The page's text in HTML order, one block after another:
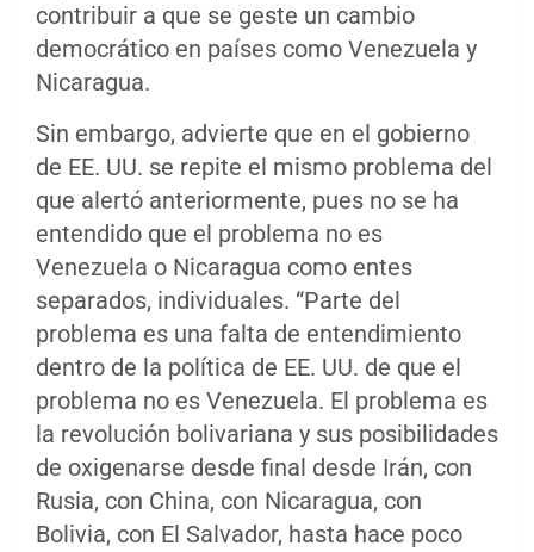
contribuir a que se geste un cambio
democrático en países como Venezuela y
Nicaragua.
Sin embargo, advierte que en el gobierno
de EE. UU. se repite el mismo problema del
que alertó anteriormente, pues no se ha
entendido que el problema no es
Venezuela o Nicaragua como entes
separados, individuales. “Parte del
problema es una falta de entendimiento
dentro de la política de EE. UU. de que el
problema no es Venezuela. El problema es
la revolución bolivariana y sus posibilidades
de oxigenarse desde final desde Irán, con
Rusia, con China, con Nicaragua, con
Bolivia, con El Salvador, hasta hace poco